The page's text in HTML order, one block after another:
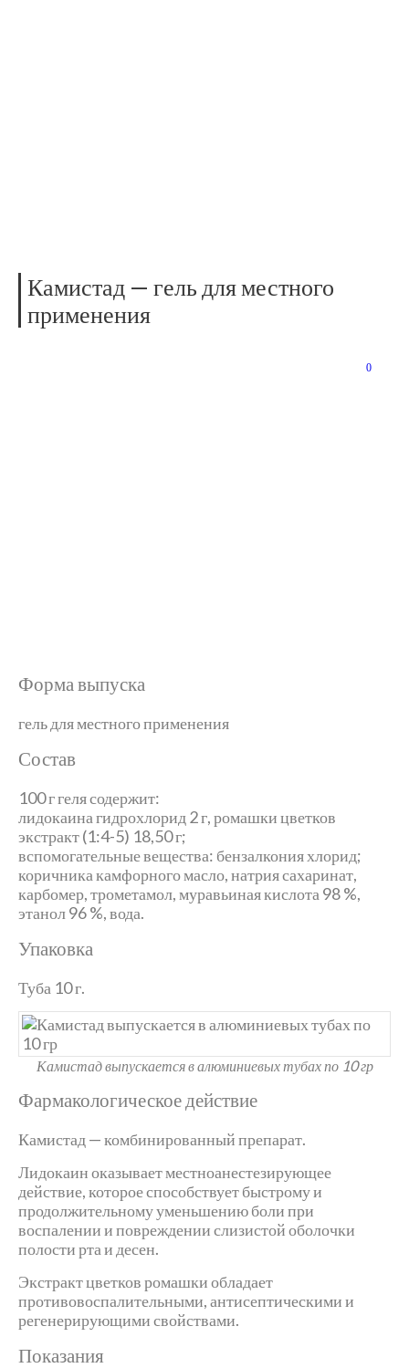
Камистад — гель для местного
применения
0
Форма выпуска
гель для местного применения
Состав
100 г геля содержит:
лидокаина гидрохлорид 2 г, ромашки цветков
экстракт (1:4-5) 18,50 г;
вспомогательные вещества: бензалкония хлорид;
коричника камфорного масло, натрия сахаринат,
карбомер, трометамол, муравьиная кислота 98 %,
этанол 96 %, вода.
Упаковка
Туба 10 г.
Камистад выпускается в алюминиевых тубах по 10 гр
Фармакологическое действие
Камистад — комбинированный препарат.
Лидокаин оказывает местноанестезирующее
действие, которое способствует быстрому и
продолжительному уменьшению боли при
воспалении и повреждении слизистой оболочки
полости рта и десен.
Экстракт цветков ромашки обладает
противовоспалительными, антисептическими и
регенерирующими свойствами.
Показания